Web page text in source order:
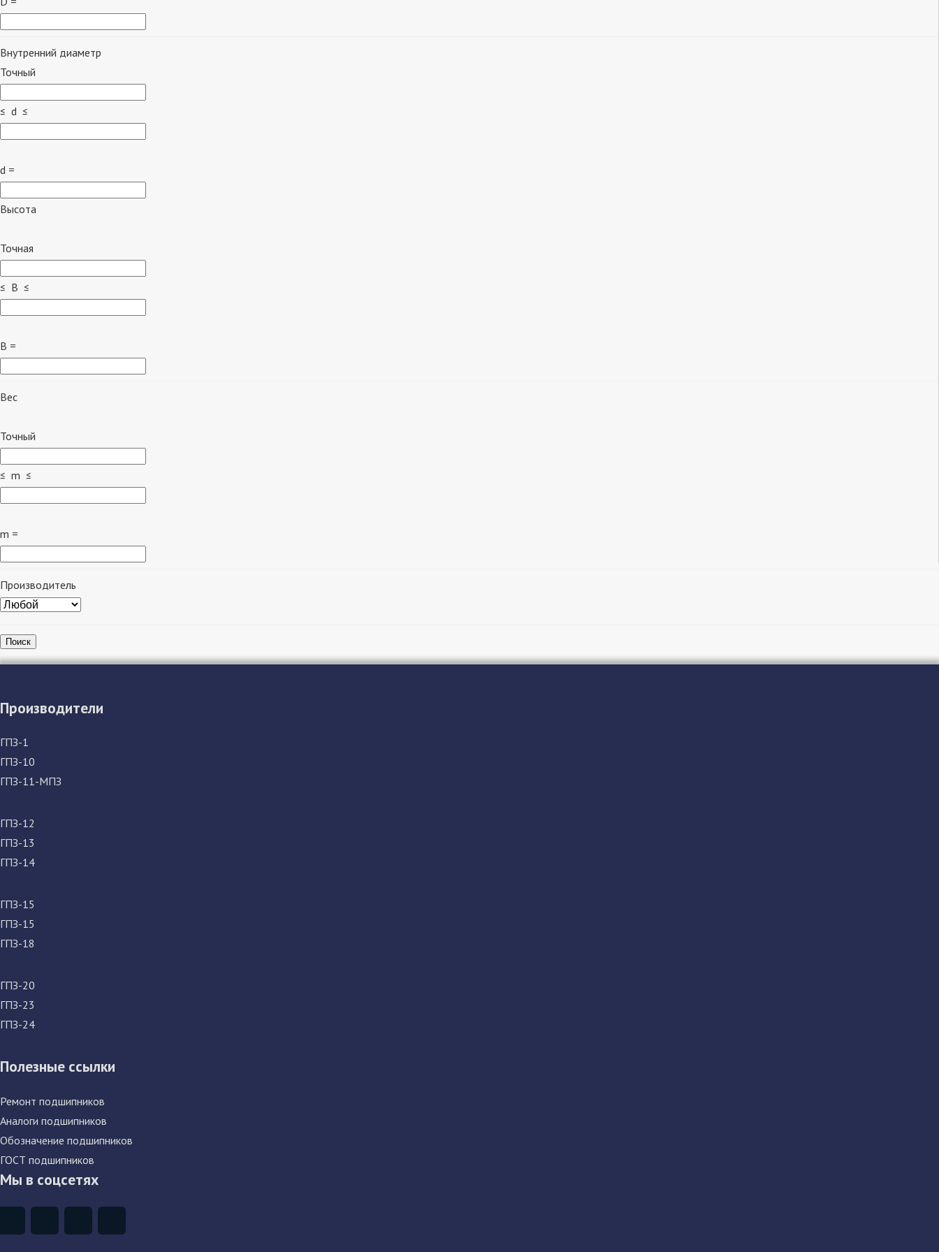
Внутренний диаметр
Точный
≤ d ≤
d =
Высота
Точная
≤ B ≤
B =
Вес
Точный
≤ m ≤
m =
Производитель
Поиск
Производители
ГПЗ-1
ГПЗ-10
ГПЗ-11-МПЗ
ГПЗ-12
ГПЗ-13
ГПЗ-14
ГПЗ-15
ГПЗ-15
ГПЗ-18
ГПЗ-20
ГПЗ-23
ГПЗ-24
Полезные ссылки
Ремонт подшипников
Аналоги подшипников
Обозначение подшипников
ГОСТ подшипников
Мы в соцсетях